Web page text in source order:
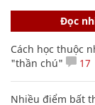
Đọc
Cách học thuộc
"thần chú"
17
Nhiều điểm bất